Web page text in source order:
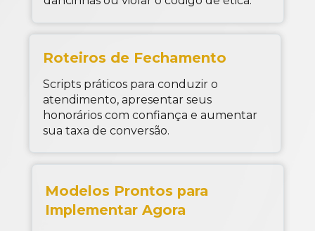
Roteiros de Fechamento
Scripts práticos para conduzir o
atendimento, apresentar seus
honorários com confiança e aumentar
sua taxa de conversão.
Modelos Prontos para
Implementar Agora